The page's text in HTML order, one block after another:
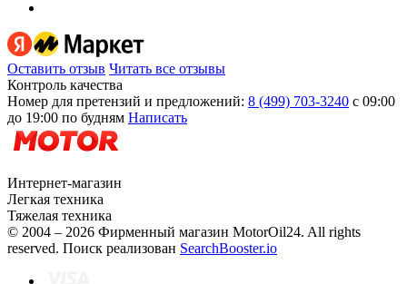
Оставить отзыв Читать все отзывы
Контроль качества
Номер для претензий и предложений: 8 (499) 703-3240 с 09:00
до 19:00 по будням Написать
Интернет-магазин
Легкая техника
Тяжелая техника
© 2004 – 2026 Фирменный магазин MotorOil24. All rights
reserved. Поиск реализован SearchBooster.io